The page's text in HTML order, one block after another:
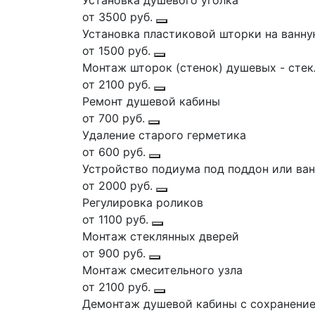
от 3500 руб.
Установка пластиковой шторки на
от 1500 руб.
Монтаж шторок (стенок) душевых -
от 2100 руб.
Ремонт душевой кабины
от 700 руб.
Удаление старого герметика
от 600 руб.
Устройство подиума под поддон или
от 2000 руб.
Регулировка роликов
от 1100 руб.
Монтаж стеклянных дверей
от 900 руб.
Монтаж смесительного узла
от 2100 руб.
Демонтаж душевой кабины с